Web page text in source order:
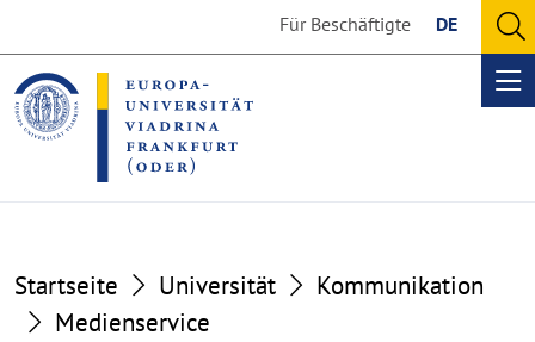
the
content
section
the
footer
section
Für Beschäftigte DE
Startseite Universität
Kommunikation
Medienservice